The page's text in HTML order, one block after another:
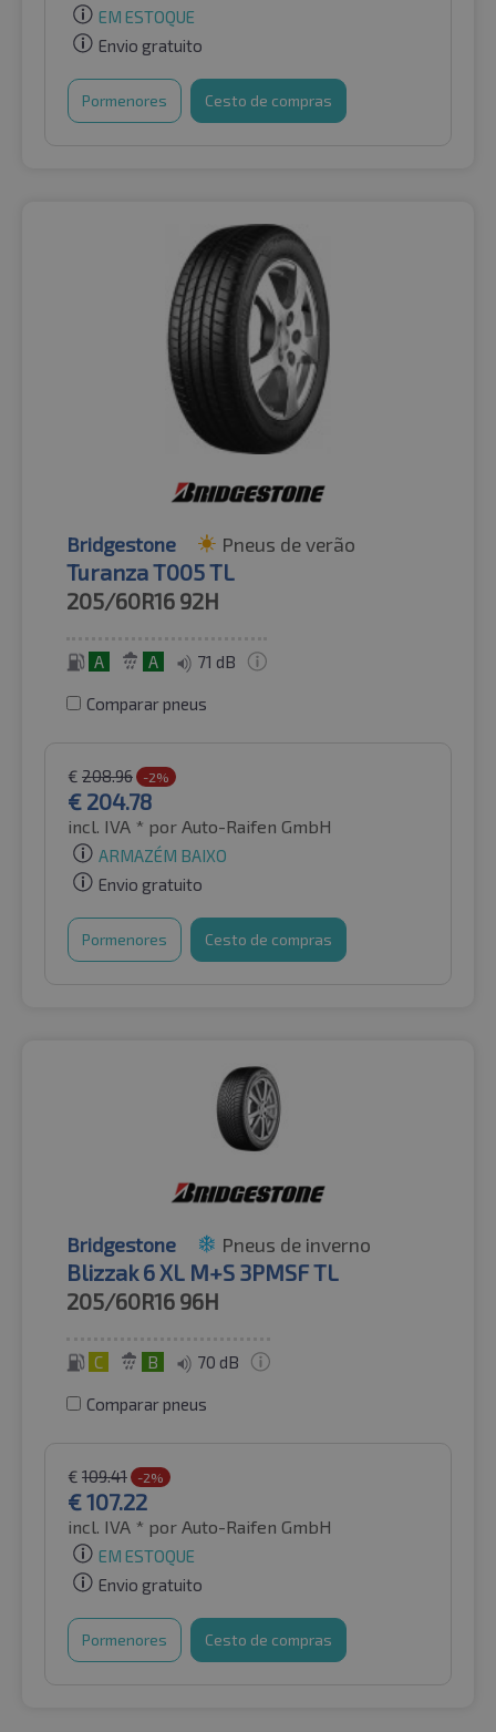
EM ESTOQUE
Envio gratuito
Pormenores Cesto de compras
Bridgestone Pneus de verão
Turanza T005 TL
205/60R16 92H
A A 71 dB
Comparar pneus
€ 208.96 -2%
€ 204.78
incl. IVA * por Auto-Raifen GmbH
ARMAZÉM BAIXO
Envio gratuito
Pormenores Cesto de compras
Bridgestone Pneus de inverno
Blizzak 6 XL M+S 3PMSF TL
205/60R16 96H
C B 70 dB
Comparar pneus
€ 109.41 -2%
€107.22
incl. IVA * por Auto-Raifen GmbH
EM ESTOQUE
Envio gratuito
Pormenores Cesto de compras